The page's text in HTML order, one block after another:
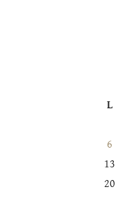
L
6
13
20